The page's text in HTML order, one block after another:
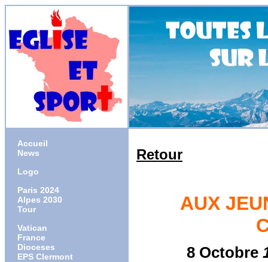
Accueil
News
Logo
Paris 2024
Alpes 2030
Tour
Vatican
France
Dioceses
EPS Clermont
Retour
AUX
8 Octobre